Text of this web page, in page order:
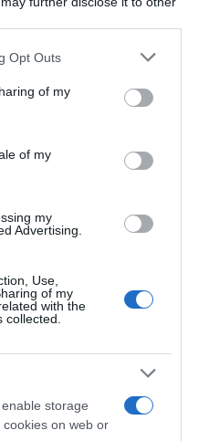
uses one or more Google
behaviour. You may click to
and its third-party tags to
purposes in below Google
Opt Outs
of my
of my
my
Advertising.
Use,
of my
with the
storage
on web or